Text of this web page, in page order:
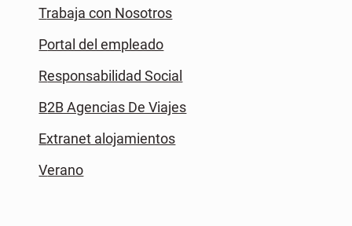
Trabaja con Nosotros
Portal del empleado
Responsabilidad Social
B2B Agencias De Viajes
Extranet alojamientos
Verano